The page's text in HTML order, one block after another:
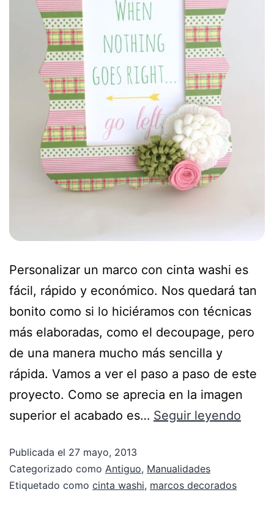
Personalizar un marco con cinta washi es
fácil, rápido y económico. Nos quedará tan
bonito como si lo hiciéramos con técnicas
más elaboradas, como el decoupage, pero
de una manera mucho más sencilla y
rápida. Vamos a ver el paso a paso de este
proyecto. Como se aprecia en la imagen
superior el acabado es… Seguir leyendo
Publicada el 27 mayo, 2013
Categorizado como Antiguo, Manualidades
Etiquetado como cinta washi, marcos decorados